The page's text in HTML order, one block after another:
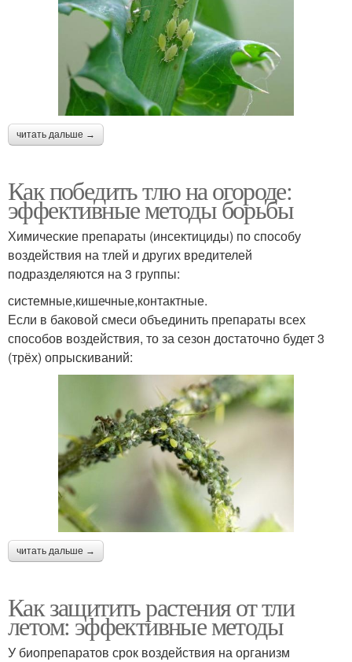
читать дальше →
Как победить тлю на огороде:
эффективные методы борьбы
Химические препараты (инсектициды) по способу
воздействия на тлей и других вредителей
подразделяются на 3 группы:
системные,кишечные,контактные.
Если в баковой смеси объединить препараты всех
способов воздействия, то за сезон достаточно будет 3
(трёх) опрыскиваний:
читать дальше →
Как защитить растения от тли
летом: эффективные методы
У биопрепаратов срок воздействия на организм